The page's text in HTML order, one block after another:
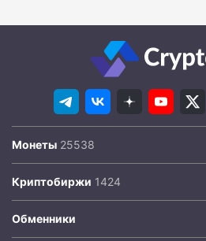
Монеты
Криптобиржи
Обменники